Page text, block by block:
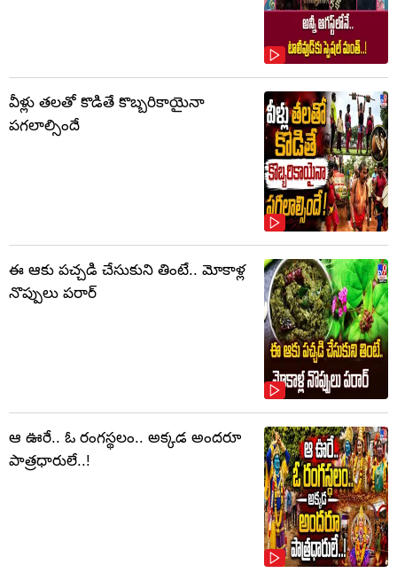
వీళ్లు తలతో కొడితే కొబ్బరికాయైనా
పగలాల్సిందే
ఈ ఆకు పచ్చడి చేసుకుని తింటే.. మోకాళ్ల
నొప్పులు పరార్‌
ఆ ఊరే.. ఓ రంగస్థలం.. అక్కడ అందరూ
పాత్రధారులే..!